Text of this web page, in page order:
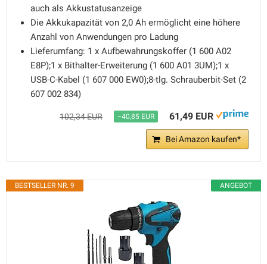
auch als Akkustatusanzeige
Die Akkukapazität von 2,0 Ah ermöglicht eine höhere
Anzahl von Anwendungen pro Ladung
Lieferumfang: 1 x Aufbewahrungskoffer (1 600 A02
E8P);1 x Bithalter-Erweiterung (1 600 A01 3UM);1 x
USB-C-Kabel (1 607 000 EW0);8-tlg. Schrauberbit-Set (2
607 002 834)
102,34 EUR −40,85 EUR 61,49 EUR
Bei Amazon kaufen*
ANGEBOT
BESTSELLER NR. 9